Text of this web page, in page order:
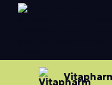
Перейти к основному